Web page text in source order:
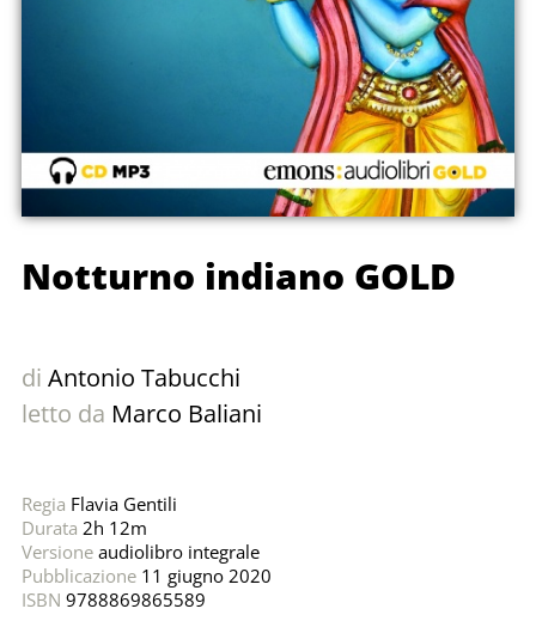
Notturno indiano GOLD
di Antonio Tabucchi
letto da Marco Baliani
Regia Flavia Gentili
Durata 2h 12m
Versioneaudiolibro integrale
Pubblicazione11 giugno 2020
ISBN 9788869865589